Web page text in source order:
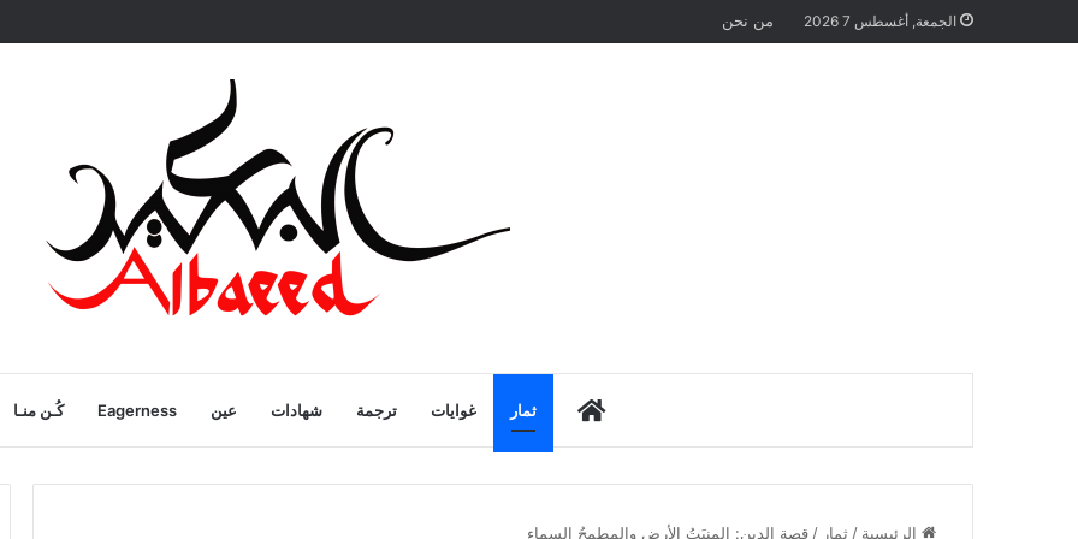
الجمعة, أغسطس 7 2026 من نحن
الرئيسية
ثمار غوايات ترجمة شهادات عين Eagerness كُـن منـا
الرئيسية / ثمار / قصة الدين: المنبَتُ الأرض والمطمحُ السماء